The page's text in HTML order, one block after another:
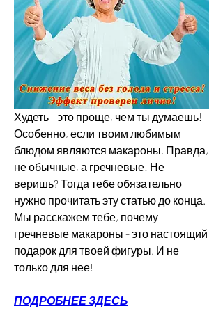
Худеть - это проще, чем ты думаешь!
Особенно, если твоим любимым
блюдом являются макароны. Правда,
не обычные, а гречневые! Не
веришь? Тогда тебе обязательно
нужно прочитать эту статью до конца.
Мы расскажем тебе, почему
гречневые макароны - это настоящий
подарок для твоей фигуры. И не
только для нее!
ПОДРОБНЕЕ ЗДЕСЬ